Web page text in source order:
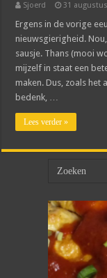
Sjoerd 31
Ergens in de vorige
nieuwsgierigheid.
sausje. Thans (mooi
mijzelf in staat een
maken. Dus, zoals het
bedenk, …
Lees verder »